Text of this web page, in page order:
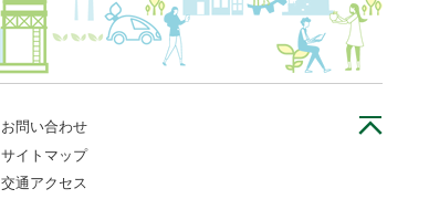
お問い合わせ
サイトマップ
交通アクセス